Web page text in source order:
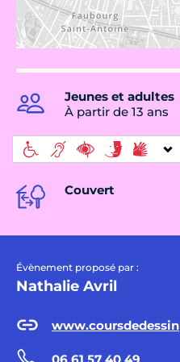
Jeunes et adultes
À partir de 13 ans
Couvert
Évènement proposé par :
Nathalie Avril